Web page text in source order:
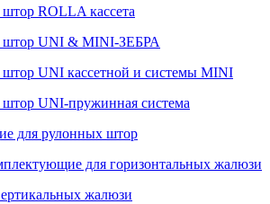
ROLLA кассета
штор UNI & MINI-ЗЕБРА
UNI кассетной и системы MINI
UNI-пружинная система
для рулонных штор
для горизонтальных жалюзи
жалюзи